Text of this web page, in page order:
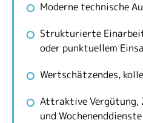
Moderne technische
Strukturierte
oder punktuellem
Wertschätzendes,
Attraktive Vergütung,
und Wochenenddienste